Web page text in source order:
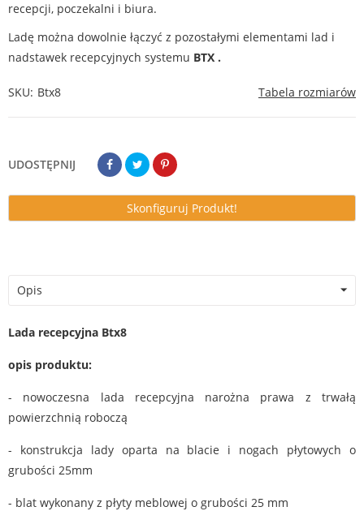
recepcji, poczekalni i biura.
Ladę można dowolnie łączyć z pozostałymi elementami lad i
nadstawek recepcyjnych systemu BTX .
Tabela rozmiarów
SKU Btx8
UDOSTĘPNIJ
Skonfiguruj Produkt!
Opis
Lada recepcyjna Btx8
opis produktu:
- nowoczesna lada recepcyjna narożna prawa z trwałą
powierzchnią roboczą
- konstrukcja lady oparta na blacie i nogach płytowych o
grubości 25mm
- blat wykonany z płyty meblowej o grubości 25 mm